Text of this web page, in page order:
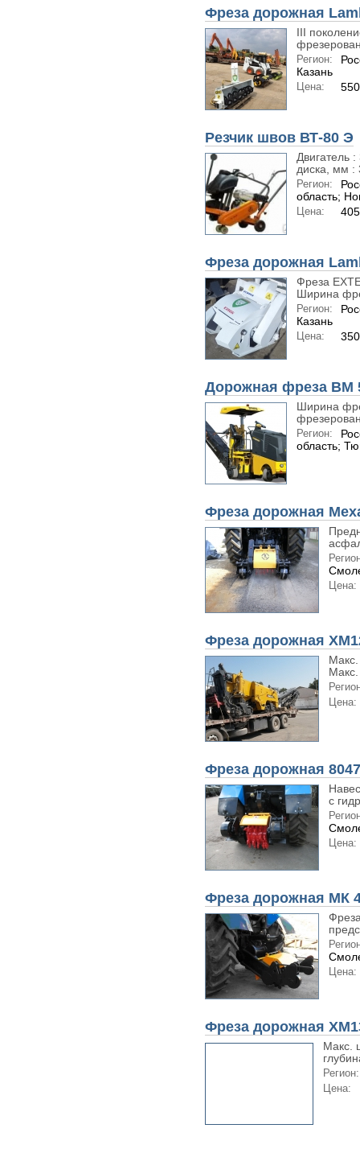
Фреза дорожная
III
Регион:
Казань
Цена:
Резчик швов ВТ-80 Э
Двигатель
диска, мм :
Регион:
область;
Цена:
Фреза дорожная
Фреза
Ширина
Регион:
Казань
Цена:
Дорожная фреза BM
Ширина
Регион:
область;
Фреза дорожная
Цена:
Фреза дорожная
Цена:
Фреза дорожная 8047
с
Цена:
Фреза дорожная МК
Цена:
Фреза дорожная
Макс.
Регион:
Цена: